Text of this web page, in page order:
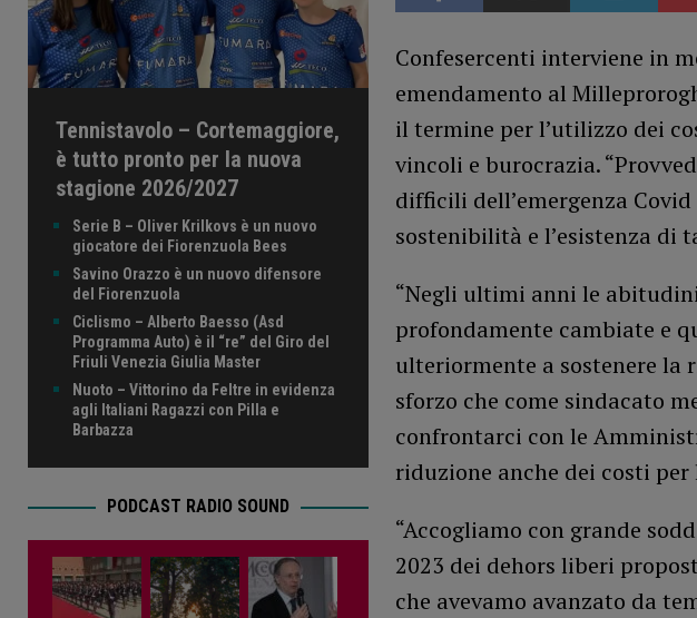
Confesercenti interviene in
emendamento al
il termine per l’utilizzo dei
vincoli e burocrazia.
difficili dell’emergenza
sostenibilità e l’esistenza di
“Negli ultimi anni le
profondamente cambiate e
ulteriormente a sostenere la
sforzo che come sindacato
confrontarci con le
riduzione anche dei costi per
“Accogliamo con grande
2023 dei dehors liberi
che avevamo avanzato da
Tennistavolo – Cortemaggiore,
è tutto pronto per la nuova
stagione 2026/2027
Serie B – Oliver Krilkovs è un nuovo
giocatore dei Fiorenzuola Bees
Savino Orazzo è un nuovo difensore
del Fiorenzuola
Ciclismo – Alberto Baesso (Asd
Programma Auto) è il “re” del Giro del
Friuli Venezia Giulia Master
Nuoto – Vittorino da Feltre in evidenza
agli Italiani Ragazzi con Pilla e
Barbazza
PODCAST RADIO SOUND